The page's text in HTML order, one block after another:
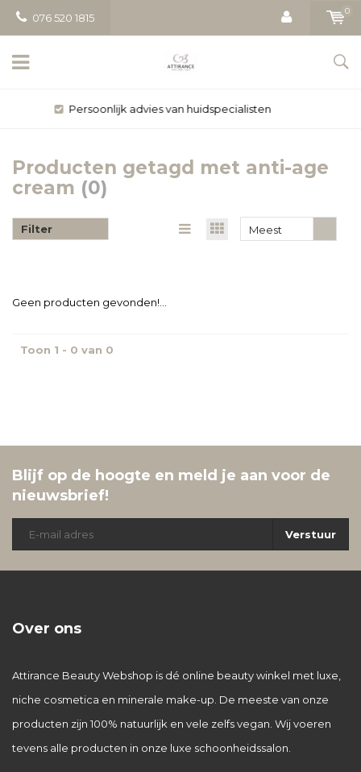
076 520 1815
0
Gratis bezorging vanaf € 50
Producten getagd met anti-age
cream (0)
Filter
Meest
Geen producten gevonden!...
Toon 1 - 0 van 0
Blijf op de hoogte en meld je aan voor de
nieuwsbrief!
Verstuur
Over ons
Attirance Beauty Webshop is dé online beauty winkel met luxe,
niche cosmetica en minerale make-up. De meeste van onze
producten zijn 100% natuurlijk en vele zelfs vegan. Wij voeren
tevens alle producten in onze luxe schoonheidssalon.